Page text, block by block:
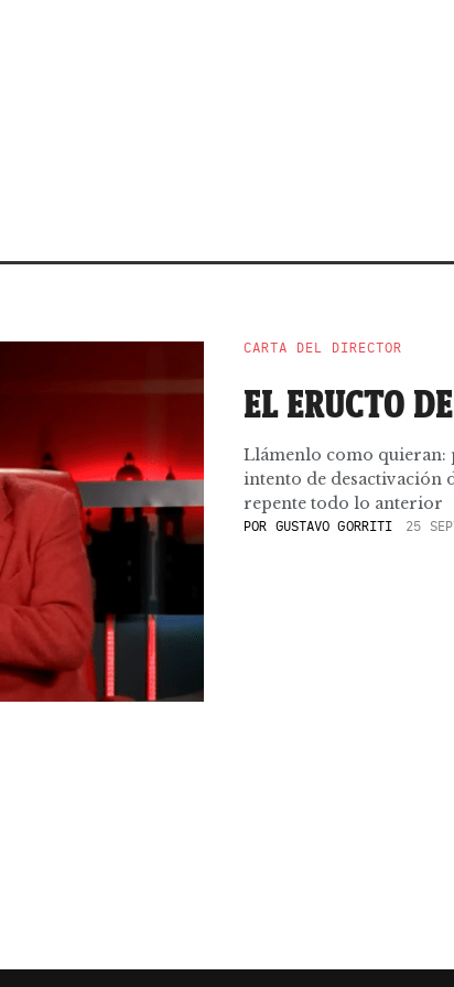
CARTA DEL DIRECTOR
EL ERUCTO
Llámenlo como quieran:
intento de desactivación
repente todo lo anterior
POR GUSTAVO GORRITI 25